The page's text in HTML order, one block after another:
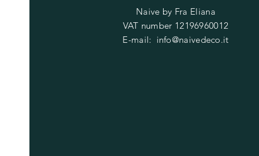
Naive by Fra Eliana
VAT number 12196960012
E-mail: info@naivedeco.it